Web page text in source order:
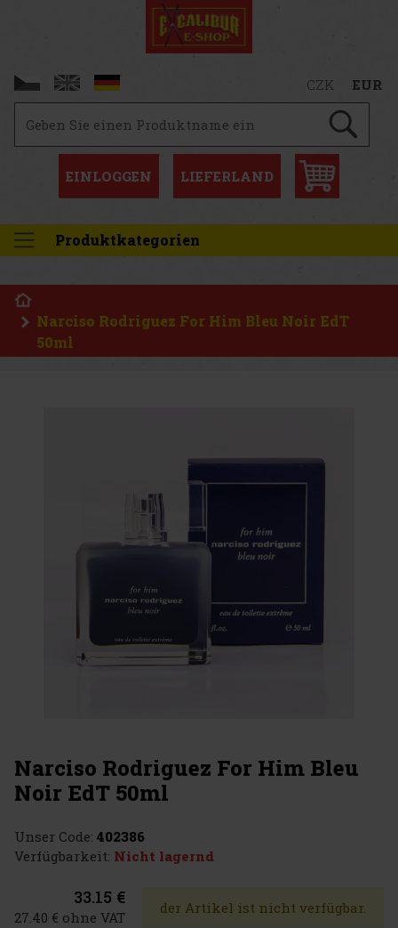
CZK EUR
EINLOGGEN LIEFERLAND
Produktkategorien
Narciso Rodriguez For Him Bleu Noir EdT
50ml
Narciso Rodriguez For Him Bleu
Noir EdT 50ml
Unser Code: 402386
Verfügbarkeit: Nicht lagernd
33.15 €
27.40 € ohne VAT
der Artikel ist nicht verfügbar.